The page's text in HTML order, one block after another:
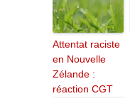
Attentat raciste
en Nouvelle
Zélande :
réaction CGT